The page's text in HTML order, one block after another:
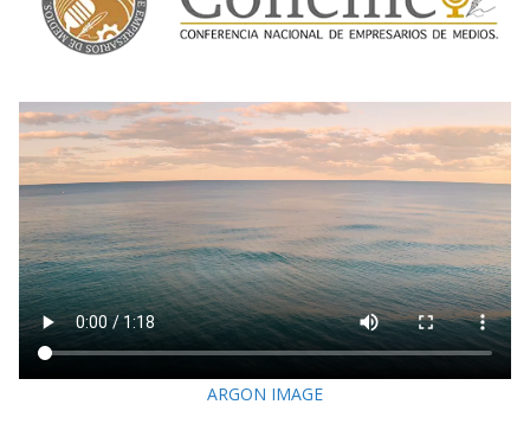
ARGON IMAGE